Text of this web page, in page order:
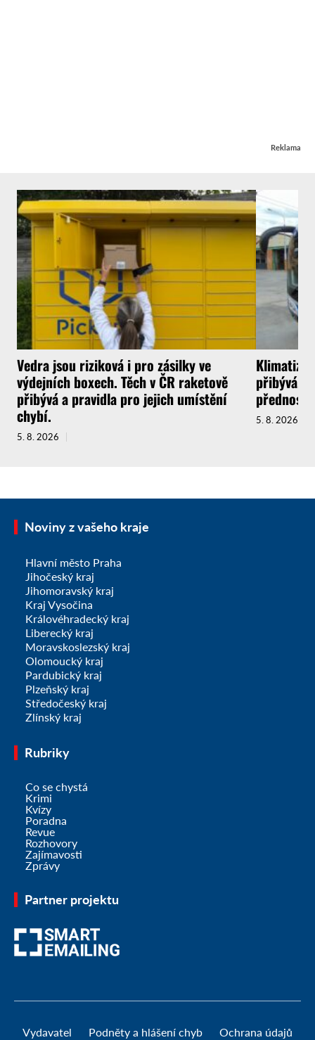
Reklama
Vedra jsou riziková i pro zásilky ve
výdejních boxech. Těch v ČR raketově
přibývá a pravidla pro jejich umístění
chybí.
5. 8. 2026
přibývá,
5. 8. 2026
Noviny z vašeho kraje
Hlavní město Praha
Jihočeský kraj
Jihomoravský kraj
Kraj Vysočina
Královéhradecký kraj
Liberecký kraj
Moravskoslezský kraj
Olomoucký kraj
Pardubický kraj
Plzeňský kraj
Středočeský kraj
Zlínský kraj
Rubriky
Co se chystá
Krimi
Kvízy
Poradna
Revue
Rozhovory
Zajímavosti
Zprávy
Partner projektu
Vydavatel Podněty a hlášení chyb Ochrana údajů